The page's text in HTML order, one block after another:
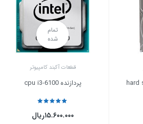
تمام
شده
قطعات آکبند کامپیوتر
پردازنده cpu i3-6100
ریال۱۵.۶۰۰.۰۰۰